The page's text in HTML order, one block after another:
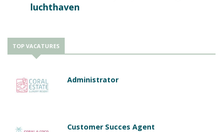
luchthaven
TOP VACATURES
Administrator
Customer Succes Agent